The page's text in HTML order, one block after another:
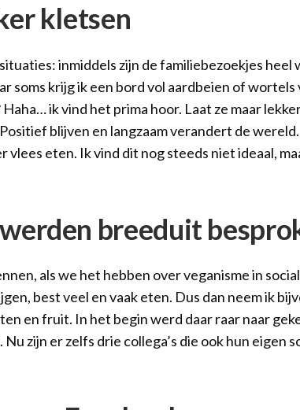
kletsen
inmiddels zijn de familiebezoekjes heel
soms krijg ik een bord vol aardbeien of
ik vind het prima hoor. Laat ze maar
blijven en langzaam verandert de
vlees eten. Ik vind dit nog steeds niet ideaal,
breeduit
als we het hebben over veganisme in
best veel en vaak eten. Dus dan neem ik
en fruit. In het begin werd daar raar naar
zijn er zelfs drie collega’s die ook hun eigen